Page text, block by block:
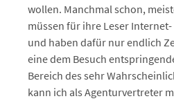
wollen. Manchmal schon,
müssen für ihre Leser
und haben dafür nur endlich
eine dem Besuch
Bereich des sehr
kann ich als Agenturvertreter